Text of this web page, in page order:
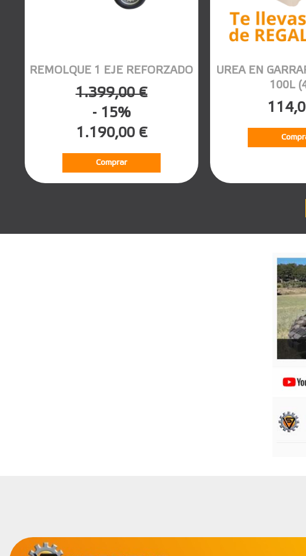
REMOLQUE 1 EJE REFORZADO
1.399,00 €
- 15%
1.190,00 €
Comprar
UREA EN
100L